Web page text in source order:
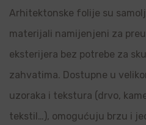
Arhitektonske folije su
materijali namijenjeni za
eksterijera bez potrebe za
zahvatima. Dostupne u
uzoraka i tekstura (drvo,
tekstil…), omogućuju brzu i